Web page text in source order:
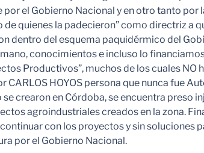
el Gobierno Nacional y en otro tanto por
quienes la padecieron” como directriz a
dentro del esquema paquidérmico del
conocimientos e incluso lo
Productivos”, muchos de los cuales
CARLOS HOYOS persona que nunca fue
crearon en Córdoba, se encuentra preso
agroindustriales creados en la zona.
con los proyectos y sin soluciones
por el Gobierno Nacional.